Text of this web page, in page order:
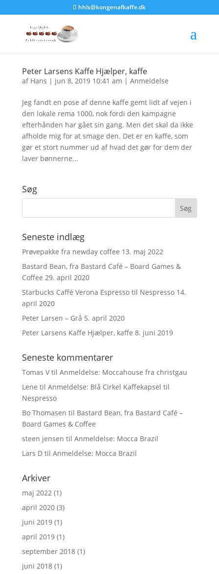
hhls@kongenafkaffe.dk
Peter Larsens Kaffe Hjælper, kaffe
af Hans | jun 8, 2019 10:41 am | Anmeldelse
Jeg fandt en pose af denne kaffe gemt lidt af vejen i
den lokale rema 1000, nok fordi den kampagne
efterhånden har gået sin gang. Men det skal da ikke
afholde mig for at smage den. Det er en kaffe, som
gør et stort nummer ud af hvad det gør for dem der
laver bønnerne...
Søg
Seneste indlæg
Prøvepakke fra newday coffee 13. maj 2022
Bastard Bean, fra Bastard Café – Board Games &
Coffee 29. april 2020
Starbucks Caffé Verona Espresso til Nespresso 14.
april 2020
Peter Larsen – Grå 5. april 2020
Peter Larsens Kaffe Hjælper, kaffe 8. juni 2019
Seneste kommentarer
Tomas Vtil Anmeldelse: Moccahouse fra christgau
Lene til Anmeldelse: Blå Cirkel Kaffekapsel til
Nespresso
Bo Thomasen til Bastard Bean, fra Bastard Café –
Board Games & Coffee
steen jensen til Anmeldelse: Mocca Brazil
Lars Dtil Anmeldelse: Mocca Brazil
Arkiver
maj 2022(1)
april 2020(3)
juni 2019(1)
april 2019(1)
september 2018(1)
juni 2018(1)